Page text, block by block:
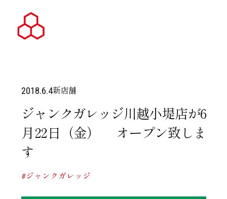
2018.6.4新店舗
ジャンクガレッジ川越小堤店が6
月22日（金） オープン致しま
す
#ジャンクガレッジ